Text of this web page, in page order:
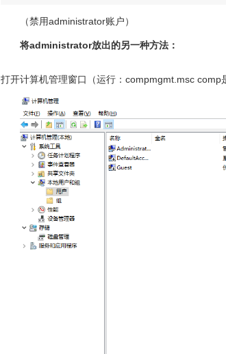
（禁用administrator账户）
将administrator放出的另一种方法：
打开计算机管理窗口（运行：compmgmt.msc comp